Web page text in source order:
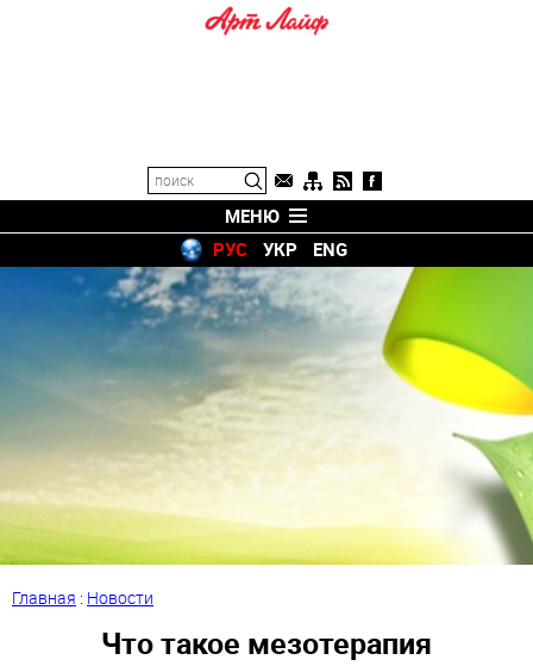
МЕНЮ
РУС
УКР ENG
Главная : Новости
Что такое мезотерапия